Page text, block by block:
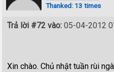
Thanked: 13 times
Trả lời #72 vào: 05-04-2012
Xin chào. Chủ nhật tuần rùi